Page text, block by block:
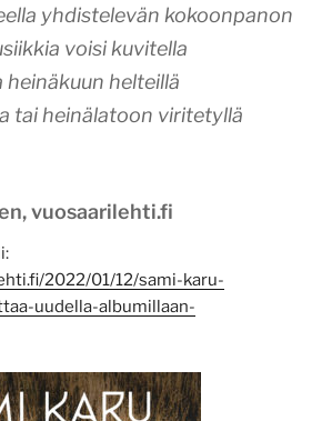
yhdistelevän kokoonpanon
voisi kuvitella
heinäkuun helteillä
tai heinälatoon viritetyllä
vuosaarilehti.fi
2022/01/12/sami-karu-
uudella-albumillaan-